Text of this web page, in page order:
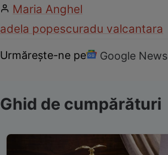
Maria Anghel
adela popescuradu valcantara
Urmărește-ne pe Google News
Ghid de cumpărături